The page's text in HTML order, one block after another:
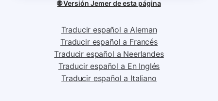
🌐 Versión Jemer de esta página
Traducir español a Aleman
Traducir español a Francés
Traducir español a Neerlandes